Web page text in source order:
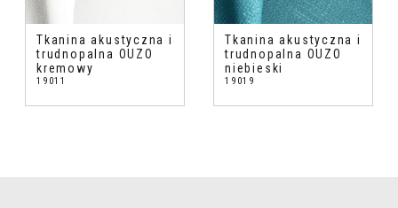
Tkanina akustyczna i
trudnopalna OUZO
kremowy
19011
Tkanina akustyczna i
trudnopalna OUZO
niebieski
19019